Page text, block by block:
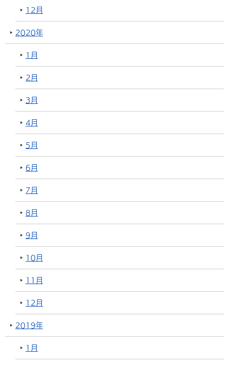
12月
2020年
1月
2月
3月
4月
5月
6月
7月
8月
9月
10月
11月
12月
2019年
1月